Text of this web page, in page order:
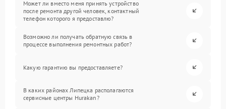
Может ли вместо меня принять устройство
после ремонта другой человек, контактный
телефон которого я предоставлю?
Возможно ли получать обратную связь в
процессе выполнения ремонтных работ?
Какую гарантию вы предоставляете?
В каких районах Липецка располагаются
сервисные центры Hurakan?